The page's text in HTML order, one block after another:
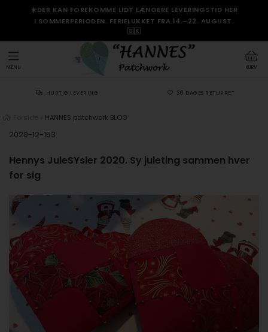
☀️DER KAN FOREKOMME LIDT LÆNGERE LEVERINGSTID HER
I SOMMERPERIODEN. FERIELUKKET FRA 14.–22. AUGUST.
🇩🇰
KURV
MENU
HURTIG LEVERING 30 DAGES RETURRET
HANNES patchwork BLOG
2020-12-153
Hennys JuleSYsler 2020. Sy juleting sammen hver
for sig